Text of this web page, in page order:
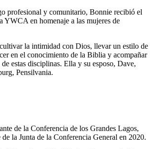
profesional y comunitario, Bonnie recibió el
YWCA en homenaje a las mujeres de
la intimidad con Dios, llevar un estilo de
en el conocimiento de la Biblia y acompañar
estas disciplinas. Ella y su esposo, Dave,
Pensilvania.
de la Conferencia de los Grandes Lagos,
la Junta de la Conferencia General en 2020.